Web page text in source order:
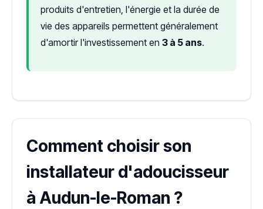
produits d'entretien, l'énergie et la durée de
vie des appareils permettent généralement
d'amortir l'investissement en 3 à 5 ans.
Comment choisir son
installateur d'adoucisseur
à Audun-le-Roman ?